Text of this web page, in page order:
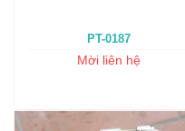
PT-0187
Mời liên hệ